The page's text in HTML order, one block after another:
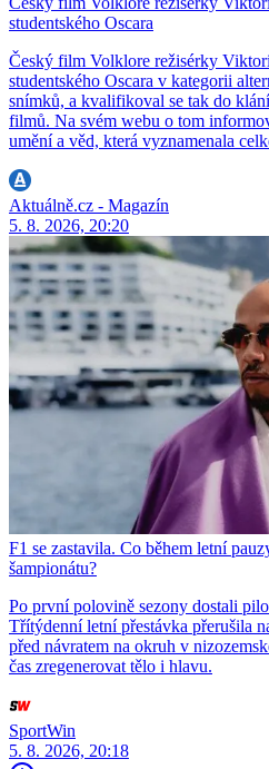
studentského Oscara
Český film Volklore režisérky
studentského Oscara v kategorii
snímků, a kvalifikoval se tak do
filmů. Na svém webu o tom
umění a věd, která vyznamenala
Aktuálně.cz - Magazín
5. 8. 2026, 20:20
F1 se zastavila. Co během letní
šampionátu?
Po první polovině sezony dostali
Třítýdenní letní přestávka přerušila
před návratem na okruh v
čas zregenerovat tělo i hlavu.
SportWin
5. 8. 2026, 20:18